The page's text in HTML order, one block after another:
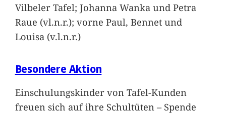
Vilbeler Tafel; Johanna Wanka und Petra
Raue (vl.n.r.); vorne Paul, Bennet und
Louisa (v.l.n.r.)
Besondere Aktion
Einschulungskinder von Tafel-Kunden
freuen sich auf ihre Schultüten – Spende